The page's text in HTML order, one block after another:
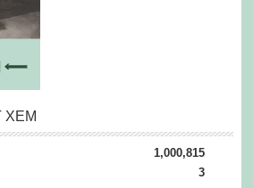
XEM
1,000,815
3